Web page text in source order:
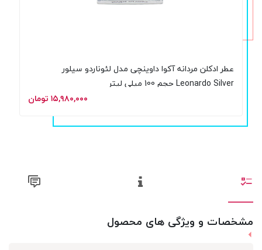
عطر ادکلن مردانه آکوا داوینچی مدل لئوناردو سیلور
Leonardo Silver حجم 100 میلی لیتر
۱۵,۹۸۰,۰۰۰ تومان
مشخصات و ویژگی های محصول